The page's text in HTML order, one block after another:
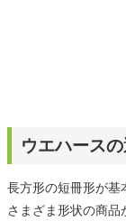
ウエハース
長方形の短冊形が基
さまざま形状の商